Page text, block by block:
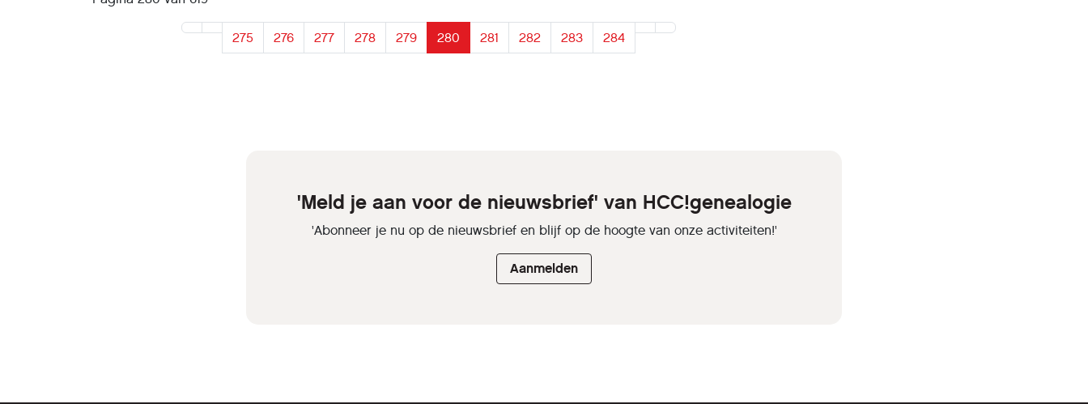
275 276 277 278 279 280 281 282 283 284
'Meld je aan voor de nieuwsbrief' van HCC!genealogie
'Abonneer je nu op de nieuwsbrief en blijf op de hoogte van onze activiteiten!'
Aanmelden